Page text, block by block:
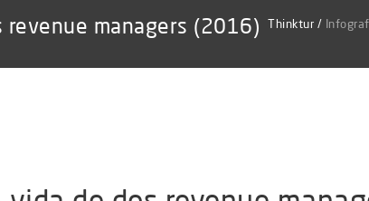
managers (2016) Thinktur /